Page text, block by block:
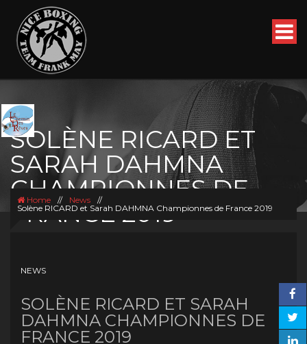
SOLÈNE RICARD ET
SARAH DAHMNA
CHAMPIONNES DE
FRANCE 2019
Home // News
//
Solène RICARD et Sarah DAHMNA Championnes de France 2019
NEWS
SOLÈNE RICARD ET SARAH
DAHMNA CHAMPIONNES DE
FRANCE 2019